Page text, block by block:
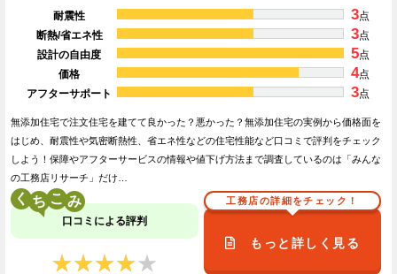
耐震性 3点
断熱/省エネ性
3点
設計の自由度
5点
価格
4点
アフターサポート
3点
無添加住宅で注文住宅を建てて良かった？悪かった？無添加住宅の実例から価格面を
はじめ、耐震性や気密断熱性、省エネ性などの住宅性能など口コミで評判をチェック
しよう！保障やアフターサービスの情報や値下げ方法まで調査しているのは「みんな
の工務店リサーチ」だけ…
く こ
口コミによる評判
★★★★★
★★★★★
工務店の詳細をチェック！
もっと詳しく見る